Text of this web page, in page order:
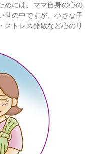
めには、ママ自身の心の
世の中ですが、小さな子
ストレス発散など心のリ